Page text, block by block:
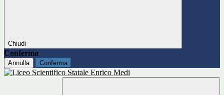
Chiudi
Conferma
Annulla Conferma